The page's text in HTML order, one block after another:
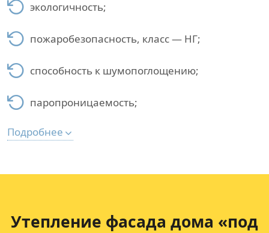
экологичность;
пожаробезопасность, класс — НГ;
способность к шумопоглощению;
паропроницаемость;
Подробнее
Утепление фасада дома «под